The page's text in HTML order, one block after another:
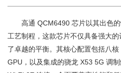
高通 QCM6490 芯片以其出色的
工艺制程，这款芯片不仅具备强大
了卓越的平衡。其核心配置包括八
GPU，以及集成的骁龙 X53 5G 调